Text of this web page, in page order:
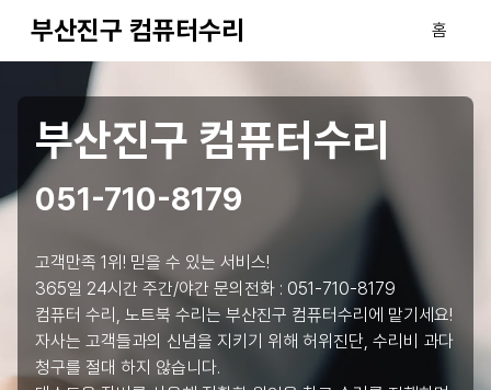
부산진구 컴퓨터수리 홈
부산진구 컴퓨터수리
051-710-8179
고객만족 1위! 믿을 수 있는 서비스!
365일 24시간 주간/야간 문의전화 : 051-710-8179
컴퓨터 수리, 노트북 수리는 부산진구 컴퓨터수리에 맡기세요!
자사는 고객들과의 신념을 지키기 위해 허위진단, 수리비 과다
청구를 절대 하지 않습니다.